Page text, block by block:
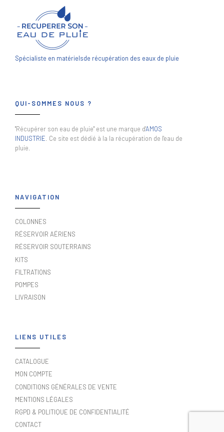
Spécialiste en matérielsde récupération des eaux de pluie
QUI-SOMMES NOUS ?
"Récupérer son eau de pluie" est une marque d'AMOS
INDUSTRIE . Ce site est dédié à la la récupération de l'eau de
pluie.
NAVIGATION
COLONNES
RÉSERVOIR AÉRIENS
RÉSERVOIR SOUTERRAINS
KITS
FILTRATIONS
POMPES
LIVRAISON
LIENS UTILES
CATALOGUE
MON COMPTE
CONDITIONS GÉNÉRALES DE VENTE
MENTIONS LÉGALES
RGPD & POLITIQUE DE CONFIDENTIALITÉ
CONTACT